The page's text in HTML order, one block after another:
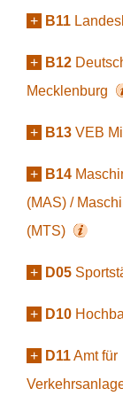
+ B11
+ B12
Mecklenburg
+ B13 VEB
+ B14
(MAS) /
(MTS)
+ D05
+ D10
+ D11Amt für